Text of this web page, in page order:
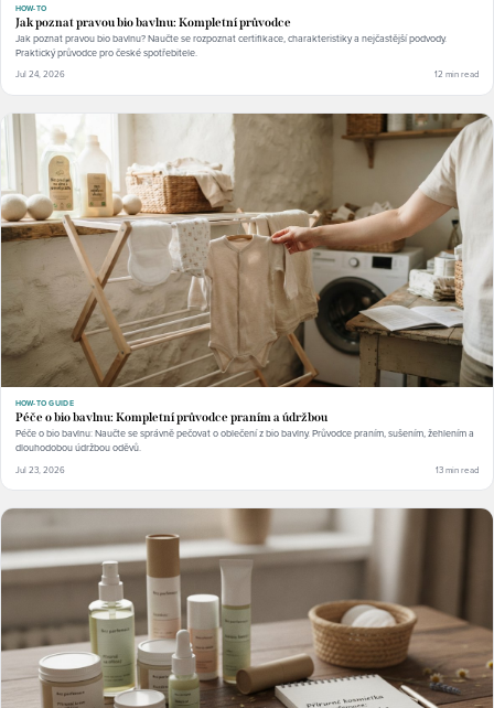
HOW-TO
Jak poznat pravou bio bavlnu: Kompletní průvodce
Jak poznat pravou bio bavlnu? Naučte se rozpoznat certifikace, charakteristiky a nejčastější podvody.
Praktický průvodce pro české spotřebitele.
Jul 24, 2026 12 min read
HOW-TO GUIDE
Péče o bio bavlnu: Kompletní průvodce praním a údržbou
Péče o bio bavlnu: Naučte se správně pečovat o oblečení z bio bavlny. Průvodce praním, sušením, žehlením a
dlouhodobou údržbou oděvů.
Jul 23, 2026 13 min read